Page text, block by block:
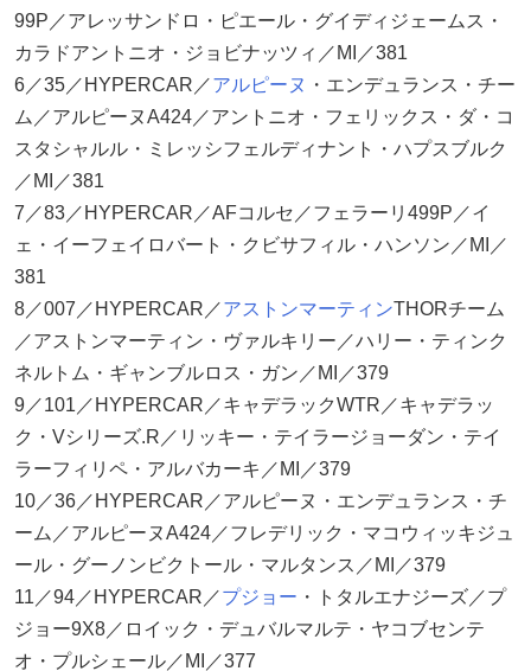
99P／アレッサンドロ・ピエール・グイディジェームス・
カラドアントニオ・ジョビナッツィ／MI／381
6／35／HYPERCAR／アルピーヌ ・エンデュランス・チー
ム／アルピーヌA424／アントニオ・フェリックス・ダ・コ
スタシャルル・ミレッシフェルディナント・ハプスブルク
／MI／381
7／83／HYPERCAR／AFコルセ／フェラーリ499P／イ
ェ・イーフェイロバート・クビサフィル・ハンソン／MI／
381
8／007／HYPERCAR／アストンマーティンTHORチーム
／アストンマーティン・ヴァルキリー／ハリー・ティンク
ネルトム・ギャンブルロス・ガン／MI／379
9／101／HYPERCAR／キャデラックWTR／キャデラッ
ク・Vシリーズ.R／リッキー・テイラージョーダン・テイ
ラーフィリペ・アルバカーキ／MI／379
10／36／HYPERCAR／アルピーヌ・エンデュランス・チ
ーム／アルピーヌA424／フレデリック・マコウィッキジュ
ール・グーノンビクトール・マルタンス／MI／379
11／94／HYPERCAR／プジョー ・トタルエナジーズ／プ
ジョー9X8／ロイック・デュバルマルテ・ヤコブセンテ
オ・プルシェール／MI／377